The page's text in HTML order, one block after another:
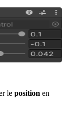
le position en